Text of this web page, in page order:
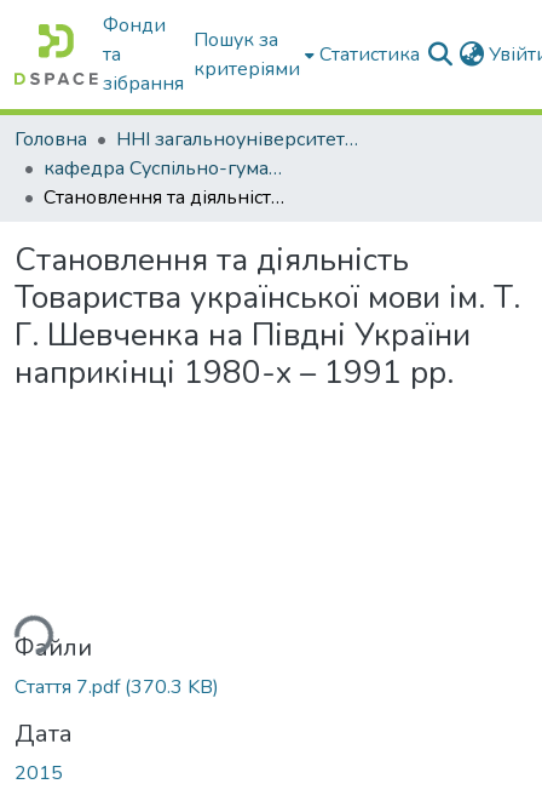
Фонди
та
зібрання
Пошук за
критеріями
Статистика
Головна
ННІ загальноуніверситетської підготовки
кафедра Суспільно-гуманітарні науки
Становлення та діяльність Товариства української мови ім. Т. Г. Шевченка на Півдні України наприкінці 1980-х – 1991 рр.
Становлення та діяльність
Товариства української мови ім. Т.
Г. Шевченка на Півдні України
наприкінці 1980-х – 1991 рр.
Файли
Стаття 7.pdf(370.3 KB)
Дата
2015